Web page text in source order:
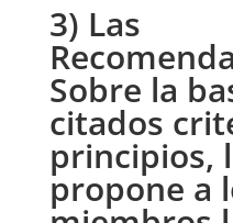
3) Las
Sobre la
citados
principios,
propone a